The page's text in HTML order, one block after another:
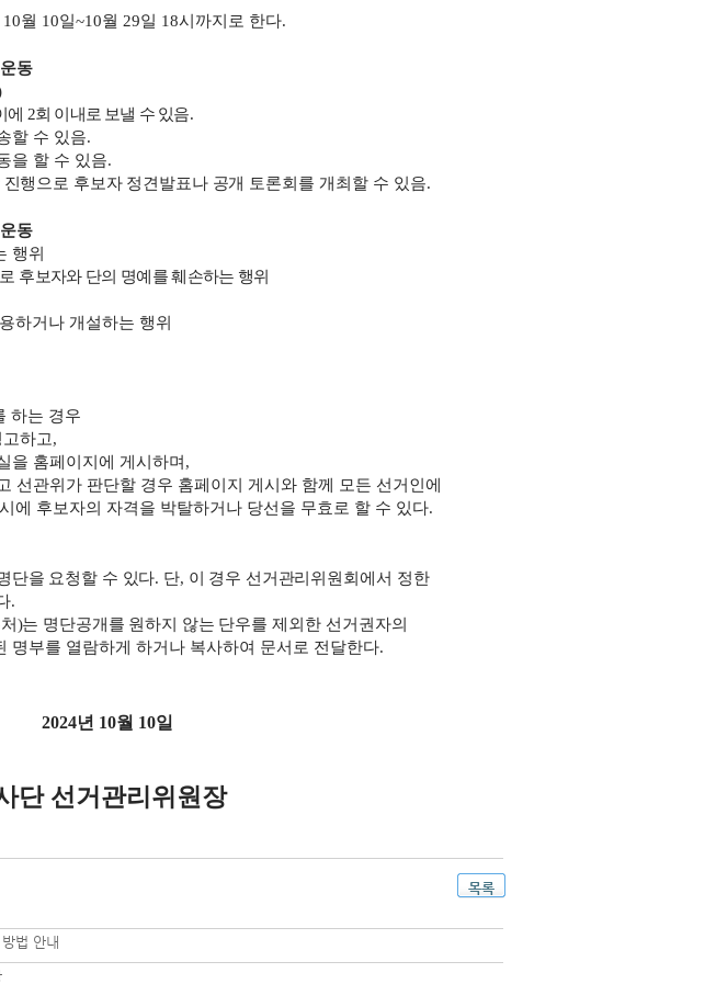
10월 10일~10월 29일 18시까지로 한다.
동
에 2회 이내로 보낼 수 있음.
할 수 있음.
을 할 수 있음.
행으로 후보자 정견발표나 공개 토론회 를 개최할 수 있음.
동
행위
후보자와 단의 명예를 훼손하는 행위
하거나 개설하는 행위
하는 경우
하고,
을 홈페이지에 게시하며 ,
선관위가 판단할 경우 홈페이지 게시와 함께 모든 선거인에
후보자의 자격을 박탈하거나 당선을 무효로 할 수 있다.
단을 요청할 수 있다. 단, 이 경우 선거관리위원회에서 정한
.
)는 명단공개를 원하지 않는 단우를 제외 한 선거권자의
명부를 열람하게 하거나 복사하여 문서로 전달한다.
2024년 10월 10일
단 선거관리위원장
목록
법 안내